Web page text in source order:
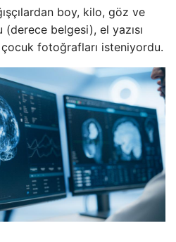
boy, kilo, göz ve
belgesi), el yazısı
fotoğrafları isteniyordu.